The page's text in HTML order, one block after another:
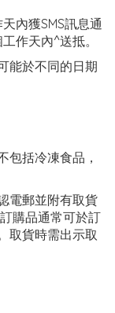
內獲SMS訊息通
作天內^送抵。
能於不同的日期
包括冷凍食品，
電郵並附有取貨
購品通常可於訂
取貨時需出示取